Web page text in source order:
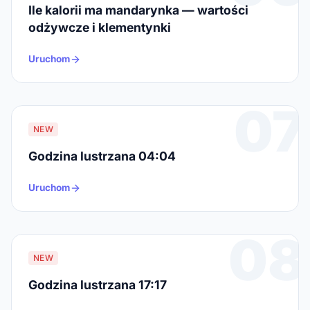
Ile kalorii ma mandarynka — wartości
odżywcze i klementynki
Uruchom
07
NEW
Godzina lustrzana 04:04
Uruchom
08
NEW
Godzina lustrzana 17:17